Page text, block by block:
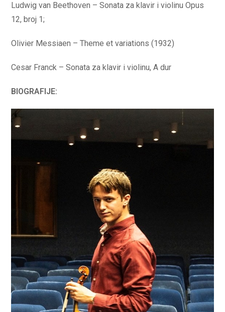
Ludwig van Beethoven – Sonata za klavir i violinu Opus
12, broj 1;
Olivier Messiaen – Theme et variations (1932)
Cesar Franck – Sonata za klavir i violinu, A dur
BIOGRAFIJE: